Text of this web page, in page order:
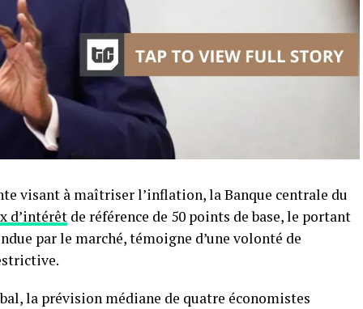
visant à maîtriser l’inflation, la Banque centrale du
d’intérêt de référence de 50 points de base, le portant
par le marché, témoigne d’une volonté de
la prévision médiane de quatre économistes